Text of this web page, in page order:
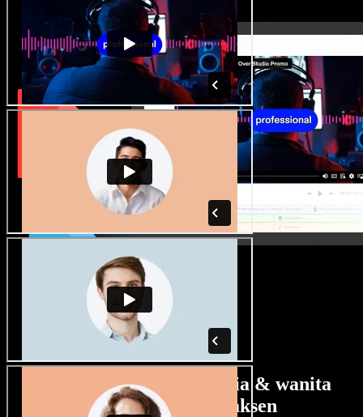
Banyak pilihan suara pria & wanita
dengan berbagai aksen